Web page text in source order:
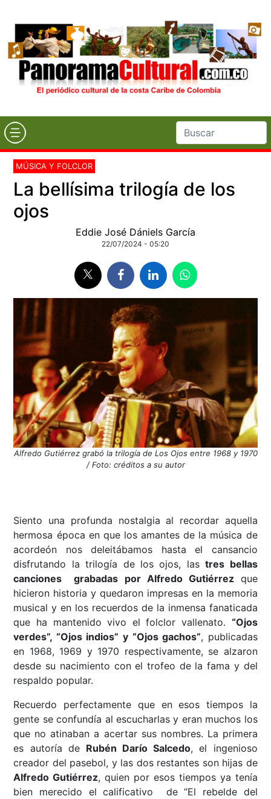
MÚSICA Y FOLCLOR
La bellísima trilogía de los
ojos
Eddie José Dániels García
22/07/2024 - 05:20
Alfredo Gutiérrez grabó la trilogía de Los Ojos entre 1968 y 1970
/ Foto: créditos a su autor
Siento una profunda nostalgia al recordar aquella
hermosa época en que los amantes de la música de
acordeón nos deleitábamos hasta el cansancio
disfrutando la trilogía de los ojos, lastres bellas
canciones grabadas por Alfredo Gutiérrezque
hicieron historia y quedaron impresas en la memoria
musical y en los recuerdos de la inmensa fanaticada
que ha mantenido vivo el folclor vallenato. “Ojos
verdes”, “Ojos indios” y “Ojos gachos”, publicadas
en 1968, 1969 y 1970 respectivamente, se alzaron
desde su nacimiento con el trofeo de la fama y del
respaldo popular.
Recuerdo perfectamente que en esos tiempos la
gente se confundía al escucharlas y eran muchos los
que no atinaban a acertar sus nombres. La primera
es autoría de Rubén Darío Salcedo, el ingenioso
creador del pasebol, y las dos restantes son hijas de
Alfredo Gutiérrez, quien por esos tiempos ya tenía
bien merecido el calificativo de “El rebelde del